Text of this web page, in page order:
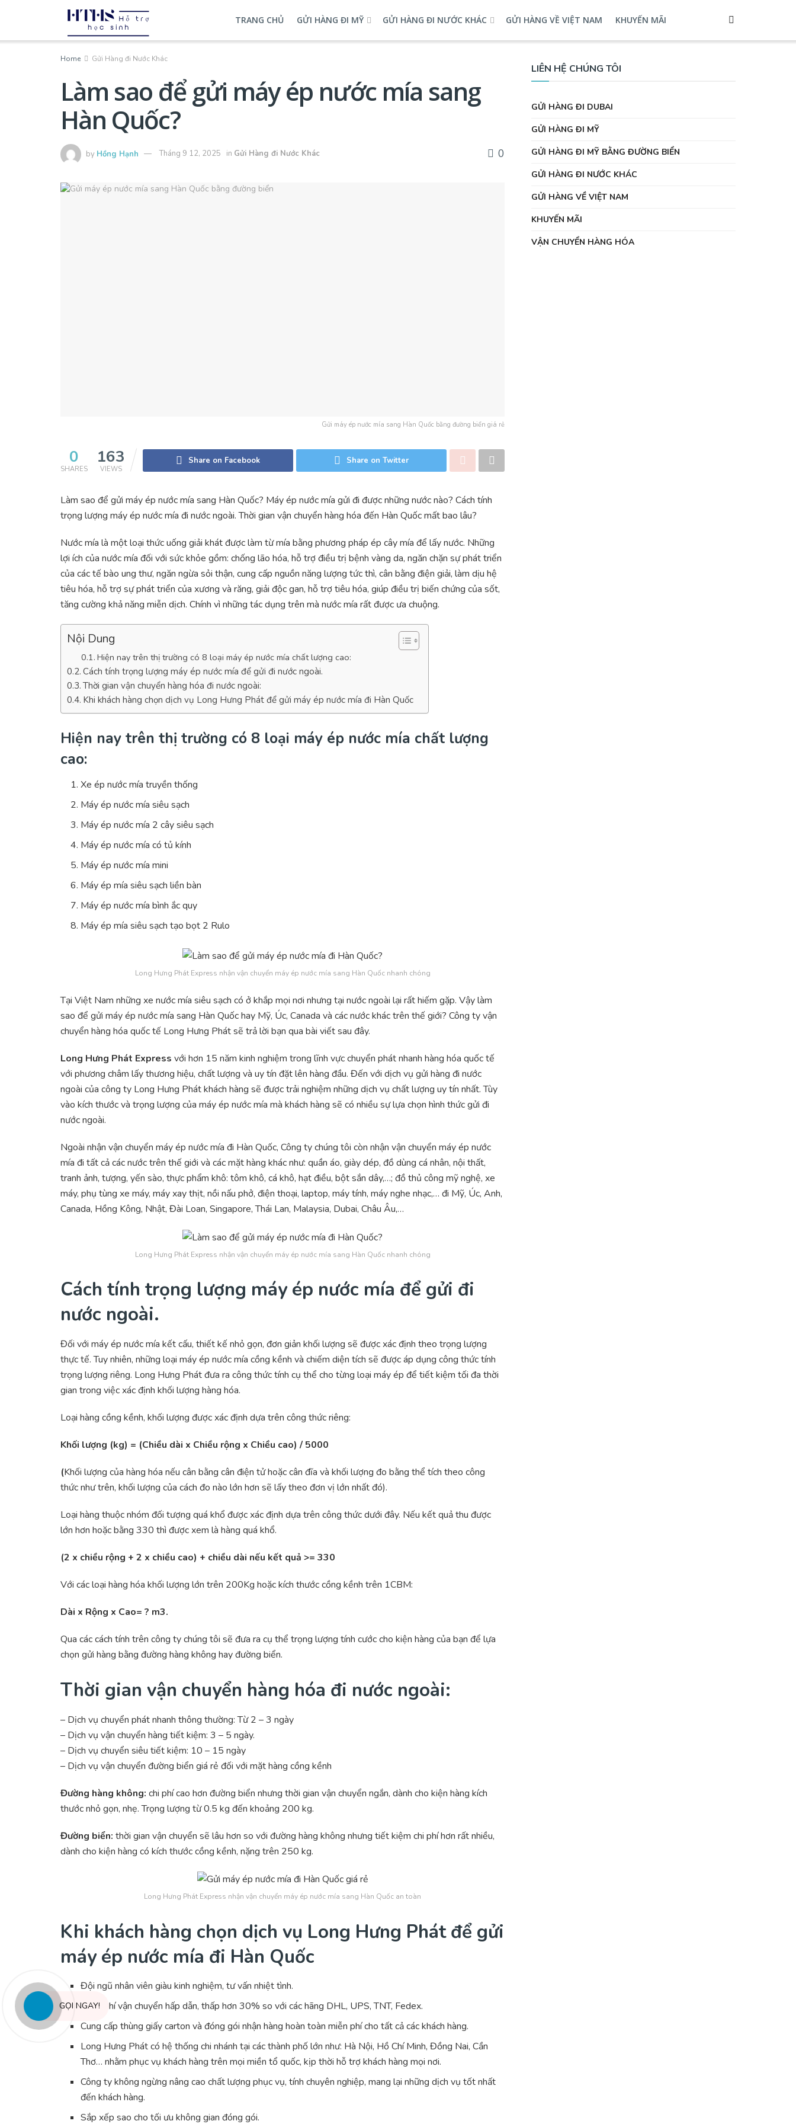
TRANG CHỦ GỬI HÀNG ĐI MỸ GỬI HÀNG ĐI NƯỚC KHÁC GỬI HÀNG VỀ VIỆT NAM KHUYẾN MÃI
Home Gửi Hàng đi Nước Khác
Làm sao để gửi máy ép nước mía sang
Hàn Quốc?
by Hồng Hạnh Tháng 9 12, 2025 in Gửi Hàng đi Nước Khác 0
Gửi máy ép nước mía sang Hàn Quốc bằng đường biển giá rẻ
0
SHARES
163
VIEWS
Share on Facebook Share on Twitter
Làm sao để gửi máy ép nước mía sang Hàn Quốc? Máy ép nước mía gửi đi được những nước nào? Cách tính
trọng lượng máy ép nước mía đi nước ngoài. Thời gian vận chuyển hàng hóa đến Hàn Quốc mất bao lâu?
Nước mía là một loại thức uống giải khát được làm từ mía bằng phương pháp ép cây mía để lấy nước. Những
lợi ích của nước mía đối với sức khỏe gồm: chống lão hóa, hỗ trợ điều trị bệnh vàng da, ngăn chặn sự phát triển
của các tế bào ung thư, ngăn ngừa sỏi thận, cung cấp nguồn năng lượng tức thì, cân bằng điện giải, làm dịu hệ
tiêu hóa, hỗ trợ sự phát triển của xương và răng, giải độc gan, hỗ trợ tiêu hóa, giúp điều trị biến chứng của sốt,
tăng cường khả năng miễn dịch. Chính vì những tác dụng trên mà nước mía rất được ưa chuộng.
Nội Dung
Hiện nay trên thị trường có 8 loại máy ép nước mía chất lượng cao:
Cách tính trọng lượng máy ép nước mía để gửi đi nước ngoài.
Thời gian vận chuyển hàng hóa đi nước ngoài:
Khi khách hàng chọn dịch vụ Long Hưng Phát để gửi máy ép nước mía đi Hàn Quốc
Hiện nay trên thị trường có 8 loại máy ép nước mía chất lượng
cao:
Xe ép nước mía truyền thống
Máy ép nước mía siêu sạch
Máy ép nước mía 2 cây siêu sạch
Máy ép nước mía có tủ kính
Máy ép nước mía mini
Máy ép mía siêu sạch liền bàn
Máy ép nước mía bình ắc quy
Máy ép mía siêu sạch tạo bọt 2 Rulo
Long Hưng Phát Express nhận vận chuyển máy ép nước mía sang Hàn Quốc nhanh chóng
Tại Việt Nam những xe nước mía siêu sạch có ở khắp mọi nơi nhưng tại nước ngoài lại rất hiếm gặp. Vậy làm
sao để gửi máy ép nước mía sang Hàn Quốc hay Mỹ, Úc, Canada và các nước khác trên thế giới? Công ty vận
chuyển hàng hóa quốc tế Long Hưng Phát sẽ trả lời bạn qua bài viết sau đây.
Long Hưng Phát Express với hơn 15 năm kinh nghiệm trong lĩnh vực chuyển phát nhanh hàng hóa quốc tế
với phương châm lấy thương hiệu, chất lượng và uy tín đặt lên hàng đầu. Đến với dịch vụ gửi hàng đi nước
ngoài của công ty Long Hưng Phát khách hàng sẽ được trải nghiệm những dịch vụ chất lượng uy tín nhất. Tùy
vào kích thước và trọng lượng của máy ép nước mía mà khách hàng sẽ có nhiều sự lựa chọn hình thức gửi đi
nước ngoài.
Ngoài nhận vận chuyển máy ép nước mía đi Hàn Quốc, Công ty chúng tôi còn nhận vận chuyển máy ép nước
mía đi tất cả các nước trên thế giới và các mặt hàng khác như: quần áo, giày dép, đồ dùng cá nhân, nội thất,
tranh ảnh, tượng, yến sào, thực phẩm khô: tôm khô, cá khô, hạt điều, bột sắn dây,…; đồ thủ công mỹ nghệ, xe
máy, phụ tùng xe máy, máy xay thịt, nồi nấu phở, điện thoại, laptop, máy tính, máy nghe nhạc,… đi Mỹ, Úc, Anh,
Canada, Hồng Kông, Nhật, Đài Loan, Singapore, Thái Lan, Malaysia, Dubai, Châu Âu,…
Long Hưng Phát Express nhận vận chuyển máy ép nước mía sang Hàn Quốc nhanh chóng
Cách tính trọng lượng máy ép nước mía để gửi đi
nước ngoài.
Đối với máy ép nước mía kết cấu, thiết kế nhỏ gọn, đơn giản khối lượng sẽ được xác định theo trọng lượng
thực tế. Tuy nhiên, những loại máy ép nước mía cồng kềnh và chiếm diện tích sẽ được áp dụng công thức tính
trọng lượng riêng. Long Hưng Phát đưa ra công thức tính cụ thể cho từng loại máy ép để tiết kiệm tối đa thời
gian trong việc xác định khối lượng hàng hóa.
Loại hàng cồng kềnh, khối lượng được xác định dựa trên công thức riêng:
Khối lượng (kg) = (Chiều dài x Chiều rộng x Chiều cao) / 5000
(Khối lượng của hàng hóa nếu cân bằng cân điện tử hoặc cân đĩa và khối lượng đo bằng thể tích theo công
thức như trên, khối lượng của cách đo nào lớn hơn sẽ lấy theo đơn vị lớn nhất đó).
Loại hàng thuộc nhóm đối tượng quá khổ được xác định dựa trên công thức dưới đây. Nếu kết quả thu được
lớn hơn hoặc bằng 330 thì được xem là hàng quá khổ.
(2 x chiều rộng + 2 x chiều cao) + chiều dài nếu kết quả >= 330
Với các loại hàng hóa khối lượng lớn trên 200Kg hoặc kích thước cồng kềnh trên 1CBM:
Dài x Rộng x Cao= ? m3.
Qua các cách tính trên công ty chúng tôi sẽ đưa ra cụ thể trọng lượng tính cước cho kiện hàng của bạn để lựa
chọn gửi hàng bằng đường hàng không hay đường biển.
Thời gian vận chuyển hàng hóa đi nước ngoài:
– Dịch vụ chuyển phát nhanh thông thường: Từ 2 – 3 ngày
– Dịch vụ vận chuyển hàng tiết kiệm: 3 – 5 ngày.
– Dịch vụ chuyển siêu tiết kiệm: 10 – 15 ngày
– Dịch vụ vận chuyển đường biển giá rẻ đối với mặt hàng cồng kềnh
Đường hàng không: chi phí cao hơn đường biển nhưng thời gian vận chuyển ngắn, dành cho kiện hàng kích
thước nhỏ gọn, nhẹ. Trọng lượng từ 0.5 kg đến khoảng 200 kg.
Đường biển: thời gian vận chuyển sẽ lâu hơn so với đường hàng không nhưng tiết kiệm chi phí hơn rất nhiều,
dành cho kiện hàng có kích thước cồng kềnh, nặng trên 250 kg.
Long Hưng Phát Express nhận vận chuyển máy ép nước mía sang Hàn Quốc an toàn
Khi khách hàng chọn dịch vụ Long Hưng Phát để gửi
máy ép nước mía đi Hàn Quốc
Đội ngũ nhân viên giàu kinh nghiệm, tư vấn nhiệt tình.
Cước phí vận chuyển hấp dẫn, thấp hơn 30% so với các hãng DHL, UPS, TNT, Fedex.
Cung cấp thùng giấy carton và đóng gói nhận hàng hoàn toàn miễn phí cho tất cả các khách hàng.
Long Hưng Phát có hệ thống chi nhánh tại các thành phố lớn như: Hà Nội, Hồ Chí Minh, Đồng Nai, Cần
Thơ… nhằm phục vụ khách hàng trên mọi miền tổ quốc, kịp thời hỗ trợ khách hàng mọi nơi.
Công ty không ngừng nâng cao chất lượng phục vụ, tính chuyên nghiệp, mang lại những dịch vụ tốt nhất
đến khách hàng.
Sắp xếp sao cho tối ưu không gian đóng gói.
LIÊN HỆ CHÚNG TÔI
GỬI HÀNG ĐI DUBAI
GỬI HÀNG ĐI MỸ
GỬI HÀNG ĐI MỸ BẰNG ĐƯỜNG BIỂN
GỬI HÀNG ĐI NƯỚC KHÁC
GỬI HÀNG VỀ VIỆT NAM
KHUYẾN MÃI
VẬN CHUYỂN HÀNG HÓA
GỌI NGAY!